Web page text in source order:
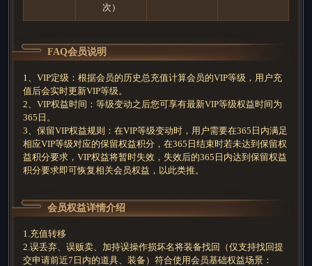
次）
FAQ会员说明
1、VIP定级：根据会员的历史总充值计算会员的VIP等级，用户充
值后会实时更新VIP等级。
2、VIP权益时间：等级变动之后您可享有最新VIP等级权益时间为
365日。
3、保留VIP权益规则：在VIP等级变动时，用户需要在365日内满足
相应VIP等级对应的保留权益积分，在365日结束时若未达到保留权
益积分要求，VIP权益将暂时失效，失效后的365日内达到保留权益
积分要求即可恢复相关会员权益，以此类推。
会员权益详情介绍
1.充值转移
2.误丢弃、误贩卖、加持误操作损坏名将装备找回（仅支持找回提
交申请前近7日内的道具、装备）符合使用会员基础权益场景：